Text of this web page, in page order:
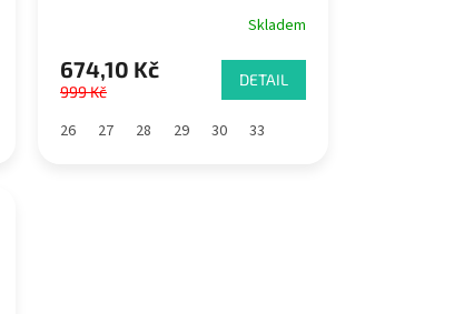
Skladem
674,10 Kč
999 Kč
DETAIL
26 27 28 29 30 33